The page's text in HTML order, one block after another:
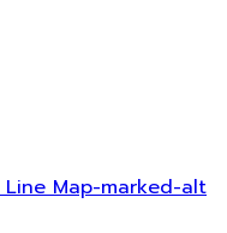
Line Map-marked-alt